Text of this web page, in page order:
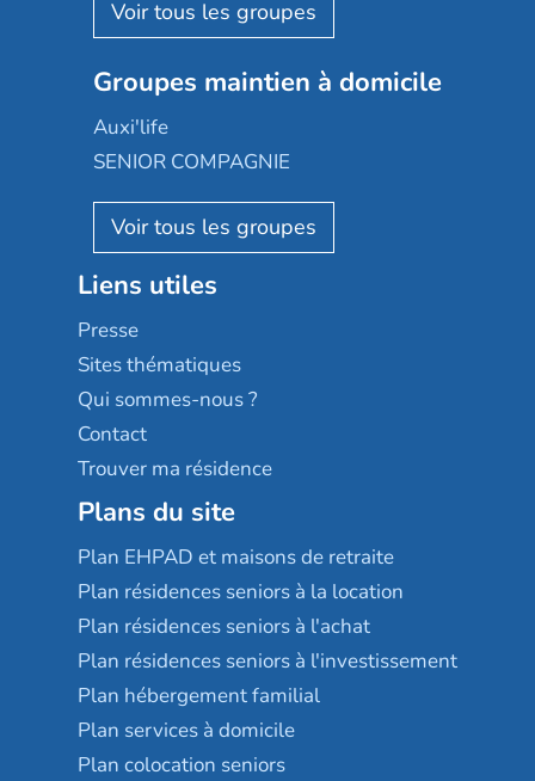
Aquarelia
Nexity edenea
Les jardins d'Arcadie
Occitalia
Appartseniors
Reseda
Stella management
Les villages d'or
Sérénys
Résidences services Villa Médicis
Emera
Groupe SOS
Le Noble Âge
Almage
Résidalya
Groupe aplus
Groupes maintien à domicile
Auxi'life
SENIOR COMPAGNIE
AGE D'OR Services
Liens utiles
Presse
Sites thématiques
Qui sommes-nous ?
Contact
Trouver ma résidence
Plans du site
Plan EHPAD et maisons de retraite
Plan résidences seniors à la location
Plan résidences seniors à l'achat
Plan résidences seniors à l'investissement
Plan hébergement familial
Plan services à domicile
Plan colocation seniors